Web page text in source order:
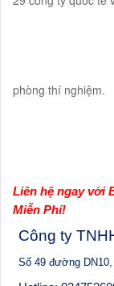
phòng thí nghiệm.
Liên hệ ngay với
Miễn Phí!
Công ty
Số 49 đường